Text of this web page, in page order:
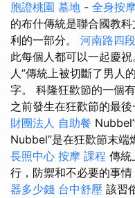
胞證桃園 墓地 - 全身按
的布什傳統是聯合國教
利的一部分。 河南路四
此每個人都可以一起慶祝
人”傳統上被切斷了男人
字。 科隆狂歡節的一個
之前發生在狂歡節的最後
財團法人 自助餐
Nubbel”是在狂歡節末端
長照中心 按摩 課程 傳統
行，防禦和不必要的事
器多少錢 台中舒壓 該習